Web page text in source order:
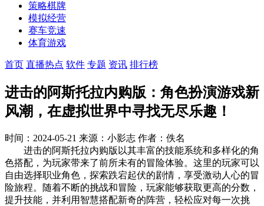
策略棋牌
模拟经营
赛车竞速
体育游戏
首页 直播热点 软件 专题 资讯 排行榜
进击的阿斯托拉内购版：角色扮演游戏新
风潮，在虚拟世界中寻找无尽乐趣！
时间：2024-05-21 来源：小影志 作者：佚名
进击的阿斯托拉内购版以其丰富的技能系统和多样化的角
色搭配，为玩家带来了前所未有的冒险体验。这里的玩家可以
自由选择职业角色，探索跌宕起伏的剧情，享受激动人心的冒
险旅程。随着不断的挑战和冒险，玩家能够获取更高的分数，
提升技能，并利用智慧搭配新奇的阵营，轻松应对每一次挑